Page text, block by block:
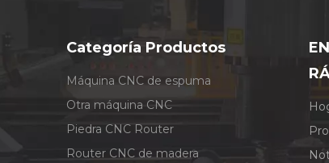
Categoría Productos
Máquina CNC de espuma
Otra máquina CNC
Piedra CNC Router
Router CNC de madera